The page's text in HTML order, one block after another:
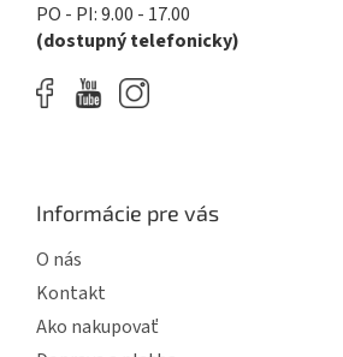
PO - PI: 9.00 - 17.00
(dostupný telefonicky)
Informácie pre vás
O nás
Kontakt
Ako nakupovať